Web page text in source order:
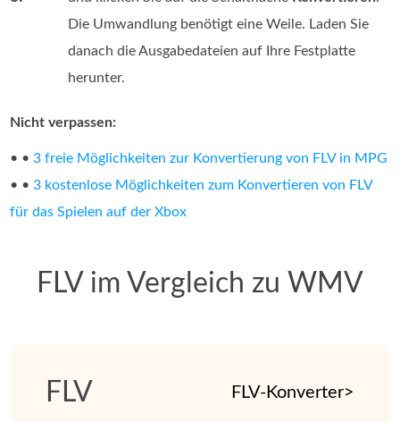
Die Umwandlung benötigt eine Weile. Laden Sie
danach die Ausgabedateien auf Ihre Festplatte
herunter.
Nicht verpassen:
• •3 freie Möglichkeiten zur Konvertierung von FLV in MPG
• •3 kostenlose Möglichkeiten zum Konvertieren von FLV
für das Spielen auf der Xbox
FLV im Vergleich zu WMV
FLV FLV-Konverter>